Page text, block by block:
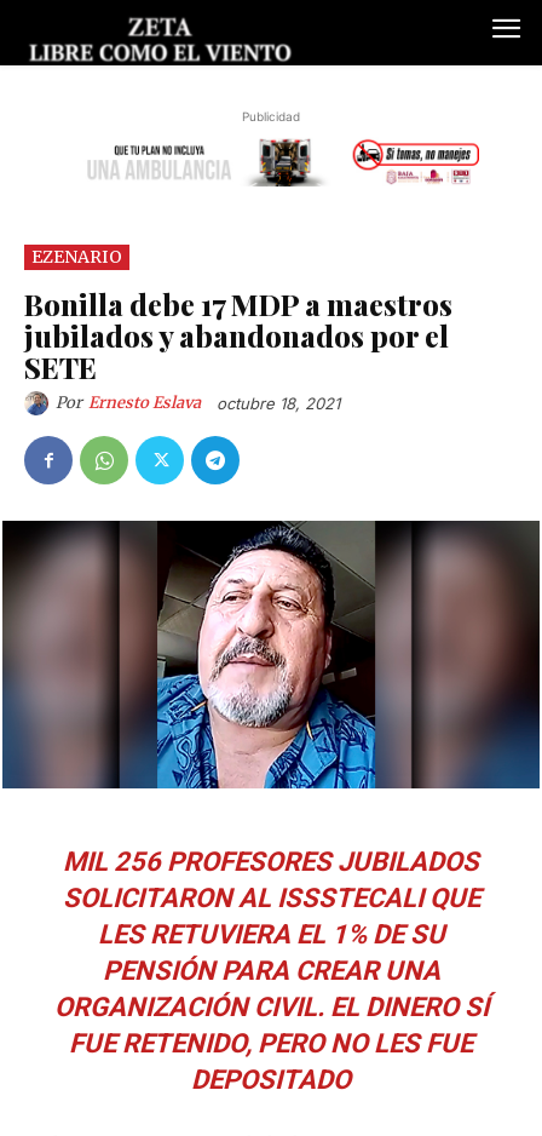
Publicidad
EZENARIO
Bonilla debe 17 MDP a maestros
jubilados y abandonados por el
SETE
Por Ernesto Eslava octubre 18, 2021
MIL 256 PROFESORES JUBILADOS
SOLICITARON AL ISSSTECALI QUE
LES RETUVIERA EL 1% DE SU
PENSIÓN PARA CREAR UNA
ORGANIZACIÓN CIVIL. EL DINERO SÍ
FUE RETENIDO, PERO NO LES FUE
DEPOSITADO